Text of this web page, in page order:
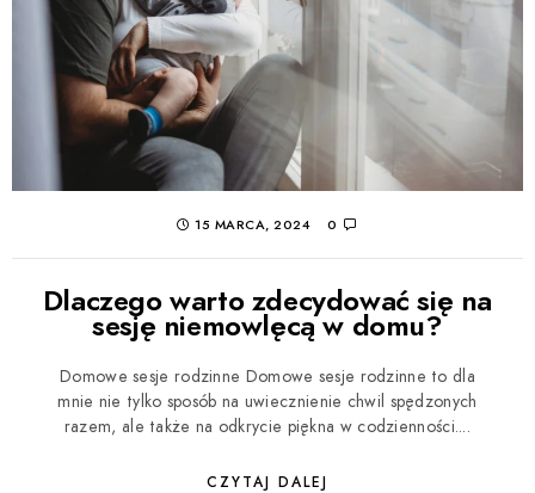
15 MARCA, 2024 0
Dlaczego warto zdecydować się na
sesję niemowlęcą w domu?
Domowe sesje rodzinne Domowe sesje rodzinne to dla
mnie nie tylko sposób na uwiecznienie chwil spędzonych
razem, ale także na odkrycie piękna w codzienności....
CZYTAJ DALEJ